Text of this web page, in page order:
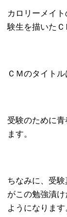
カロリーメイ
験生を描いたＣ
ＣＭのタイトル
受験のために
ます。
ちなみに、受
がこの勉強漬
ようになります